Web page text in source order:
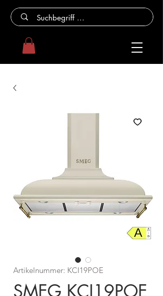
Artikelnummer: KCI19POE
SMEG KCI19POE